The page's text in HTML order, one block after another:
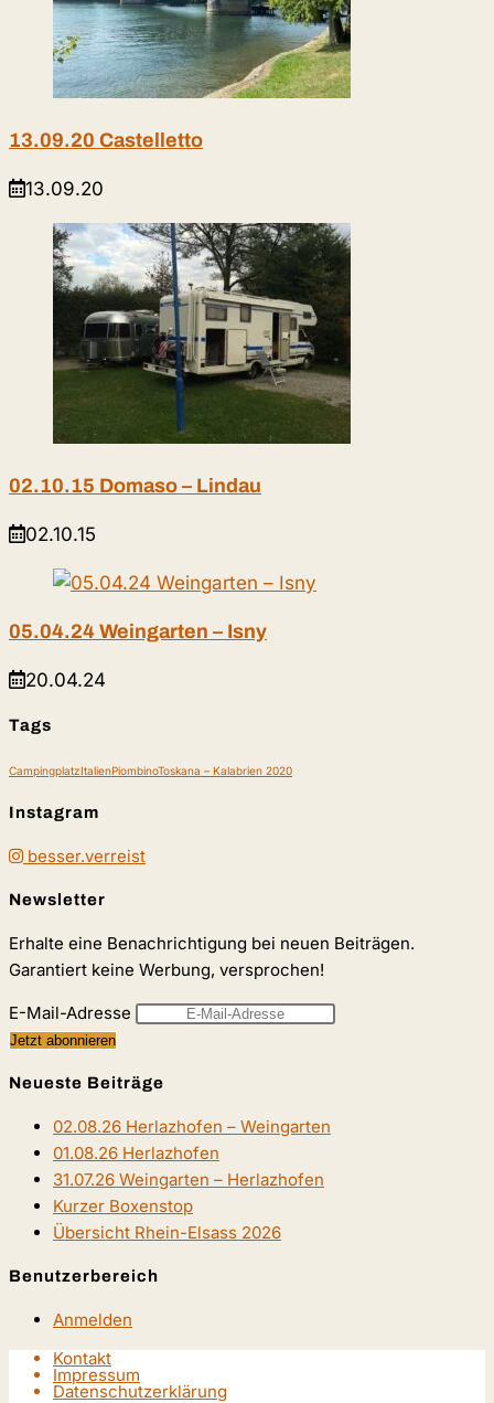
13.09.20 Castelletto
13.09.20
02.10.15 Domaso – Lindau
02.10.15
05.04.24 Weingarten – Isny
20.04.24
Tags
CampingplatzItalienPiombinoToskana – Kalabrien 2020
Instagram
besser.verreist
Newsletter
Erhalte eine Benachrichtigung bei neuen Beiträgen.
Garantiert keine Werbung, versprochen!
E-Mail-Adresse
Neueste Beiträge
02.08.26 Herlazhofen – Weingarten
01.08.26 Herlazhofen
31.07.26 Weingarten – Herlazhofen
Kurzer Boxenstop
Übersicht Rhein-Elsass 2026
Benutzerbereich
Anmelden
Kontakt
Impressum
Datenschutzerklärung